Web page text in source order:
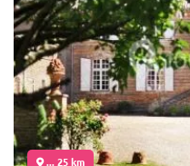
... 25 km